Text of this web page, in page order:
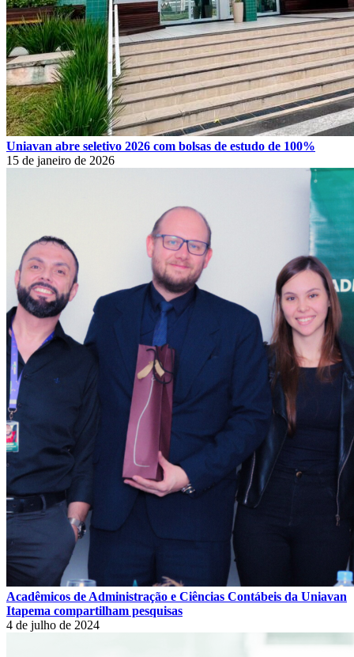
Uniavan abre seletivo 2026 com bolsas de estudo de 100%
15 de janeiro de 2026
Acadêmicos de Administração e Ciências Contábeis da Uniavan
Itapema compartilham pesquisas
4 de julho de 2024